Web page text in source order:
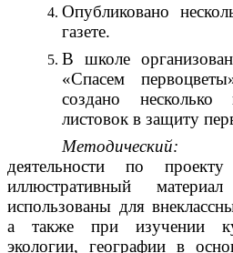
Опубликовано
газете.
В школе
«Спасем
создано несколько
листовок в защиту
Методический:
деятельности по
иллюстративный
использованы для
а также при изучении
экологии, географии в